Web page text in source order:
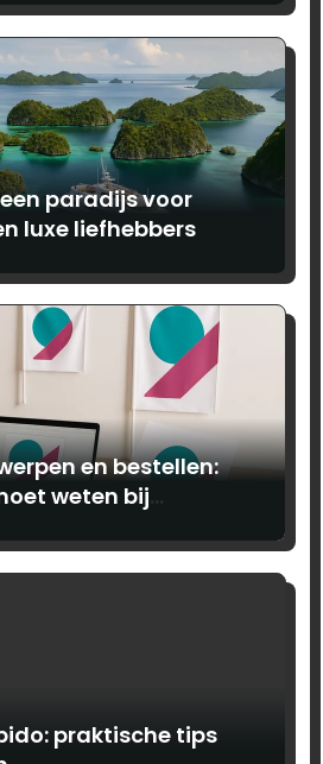
paradijs voor
luxe liefhebbers
en bestellen:
weten bij
praktische tips